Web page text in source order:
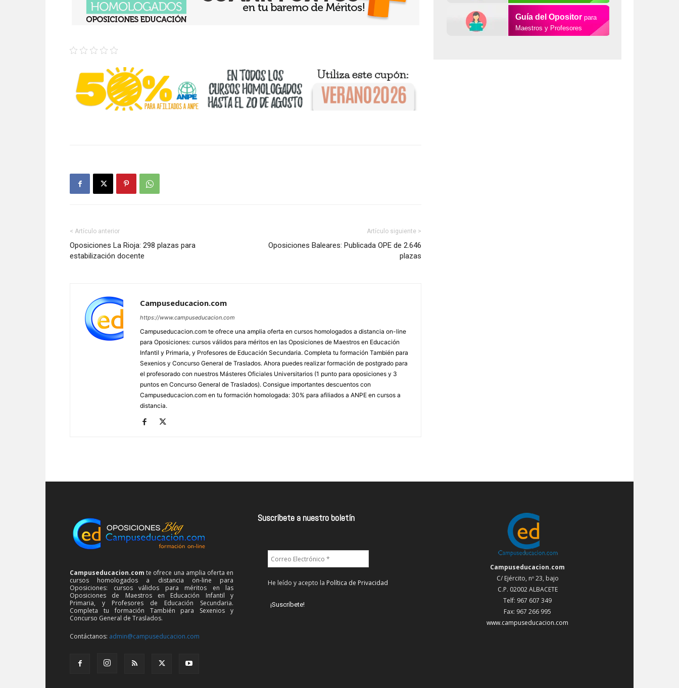
< Artículo anterior
Oposiciones La Rioja: 298 plazas para
estabilización docente
Artículo siguiente >
Oposiciones Baleares: Publicada OPE de 2.646
plazas
Campuseducacion.com
https://www.campuseducacion.com
Campuseducacion.com te ofrece una amplia oferta en cursos homologados a distancia on-line
para Oposiciones: cursos válidos para méritos en las Oposiciones de Maestros en Educación
Infantil y Primaria, y Profesores de Educación Secundaria. Completa tu formación También para
Sexenios y Concurso General de Traslados. Ahora puedes realizar formación de postgrado para
el profesorado con nuestros Másteres Oficiales Universitarios (1 punto para oposiciones y 3
puntos en Concurso General de Traslados). Consigue importantes descuentos con
Campuseducacion.com en tu formación homologada: 30% para afiliados a ANPE en cursos a
distancia.
Guía del Opositor para
Maestros y Profesores
Campuseducacion.com te ofrece una amplia oferta en
cursos homologados a distancia on-line para
Oposiciones: cursos válidos para méritos en las
Oposiciones de Maestros en Educación Infantil y
Primaria, y Profesores de Educación Secundaria.
Completa tu formación También para Sexenios y
Concurso General de Traslados.
Contáctanos: admin@campuseducacion.com
Suscríbete a nuestro boletín
He leído y acepto la Política de Privacidad
Campuseducacion.com
C/ Ejército, nº 23, bajo
C.P. 02002 ALBACETE
Telf: 967 607 349
Fax: 967 266 995
www.campuseducacion.com